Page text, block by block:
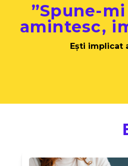
”Spune-
amintesc,
Ești implicat